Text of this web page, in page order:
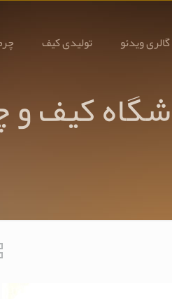
گالری ویدئو تولیدی کیف
کیف و